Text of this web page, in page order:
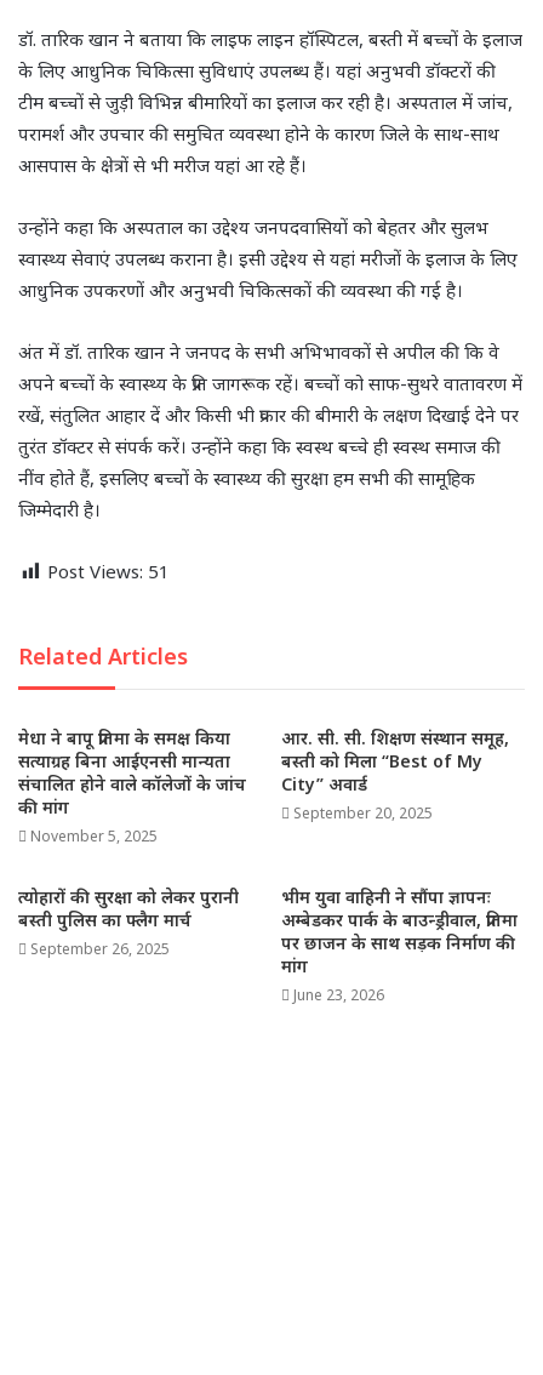
डॉ. तारिक खान ने बताया कि लाइफ लाइन हॉस्पिटल, बस्ती में बच्चों के इलाज
के लिए आधुनिक चिकित्सा सुविधाएं उपलब्ध हैं। यहां अनुभवी डॉक्टरों की
टीम बच्चों से जुड़ी विभिन्न बीमारियों का इलाज कर रही है। अस्पताल में जांच,
परामर्श और उपचार की समुचित व्यवस्था होने के कारण जिले के साथ-साथ
आसपास के क्षेत्रों से भी मरीज यहां आ रहे हैं।
उन्होंने कहा कि अस्पताल का उद्देश्य जनपदवासियों को बेहतर और सुलभ
स्वास्थ्य सेवाएं उपलब्ध कराना है। इसी उद्देश्य से यहां मरीजों के इलाज के लिए
आधुनिक उपकरणों और अनुभवी चिकित्सकों की व्यवस्था की गई है।
अंत में डॉ. तारिक खान ने जनपद के सभी अभिभावकों से अपील की कि वे
अपने बच्चों के स्वास्थ्य के प्रति जागरूक रहें। बच्चों को साफ-सुथरे वातावरण में
रखें, संतुलित आहार दें और किसी भी प्रकार की बीमारी के लक्षण दिखाई देने पर
तुरंत डॉक्टर से संपर्क करें। उन्होंने कहा कि स्वस्थ बच्चे ही स्वस्थ समाज की
नींव होते हैं, इसलिए बच्चों के स्वास्थ्य की सुरक्षा हम सभी की सामूहिक
जिम्मेदारी है।
Post Views: 51
Related Articles
मेधा ने बापू प्रतिमा के समक्ष किया
सत्याग्रह बिना आईएनसी मान्यता
संचालित होने वाले कॉलेजों के जांच
की मांग
November 5, 2025
आर. सी. सी. शिक्षण संस्थान समूह,
बस्ती को मिला “Best of My
City” अवार्ड
September 20, 2025
त्योहारों की सुरक्षा को लेकर पुरानी
बस्ती पुलिस का फ्लैग मार्च
September 26, 2025
भीम युवा वाहिनी ने सौंपा ज्ञापनः
अम्बेडकर पार्क के बाउन्ड्रीवाल, प्रतिमा
पर छाजन के साथ सड़क निर्माण की
मांग
June 23, 2026